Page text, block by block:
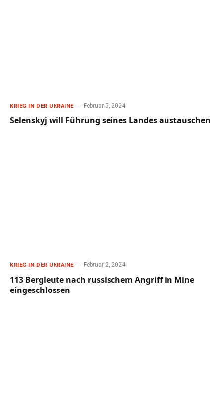
KRIEG IN DER UKRAINE Februar 5, 2024
Selenskyj will Führung seines Landes austauschen
KRIEG IN DER UKRAINE Februar 2, 2024
113 Bergleute nach russischem Angriff in Mine
eingeschlossen